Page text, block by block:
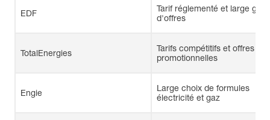
EDF
Tarif réglementé et large
d'offres
TotalEnergies
Tarifs compétitifs et offres
promotionnelles
Engie
Large choix de formules
électricité et gaz